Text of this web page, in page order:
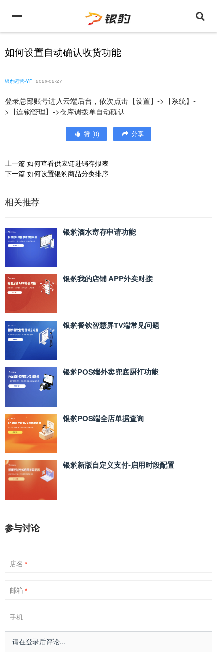
如何设置自动确认收货功能
银豹运营-YF 2026-02-27
登录总部账号进入云端后台，依次点击【设置】->【系统】-
>【连锁管理】->仓库调拨单自动确认
赞 (0) 分享
上一篇 如何查看供应链进销存报表
下一篇 如何设置银豹商品分类排序
相关推荐
银豹酒水寄存申请功能
银豹我的店铺 APP外卖对接
银豹餐饮智慧屏TV端常见问题
银豹POS端外卖兜底厨打功能
银豹POS端全店单据查询
银豹新版自定义支付‑启用时段配置
参与讨论
店名 *
邮箱 *
手机